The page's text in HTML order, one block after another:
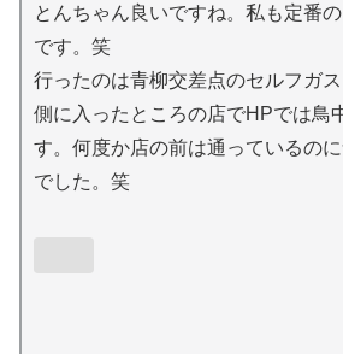
とんちゃん良いですね。私も定番
です。笑
行ったのは青柳交差点のセルフガ
側に入ったところの店でHPでは鳥
す。何度か店の前は通っているの
でした。笑